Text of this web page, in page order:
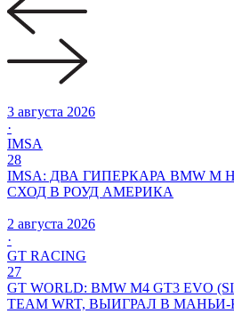
3 августа 2026
·
IMSA
28
IMSA: ДВА ГИПЕРКАРА BMW M
СХОД В РОУД АМЕРИКА
2 августа 2026
·
GT RACING
27
GT WORLD: BMW M4 GT3 EVO
TEAM WRT, ВЫИГРАЛ В